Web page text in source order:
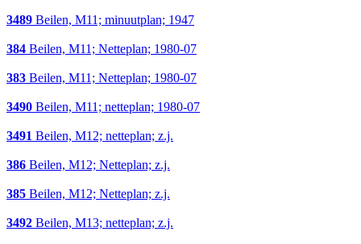
3489 Beilen, M11; minuutplan; 1947
384 Beilen, M11; Netteplan; 1980-07
383 Beilen, M11; Netteplan; 1980-07
3490 Beilen, M11; netteplan; 1980-07
3491 Beilen, M12; netteplan; z.j.
386 Beilen, M12; Netteplan; z.j.
385 Beilen, M12; Netteplan; z.j.
3492 Beilen, M13; netteplan; z.j.